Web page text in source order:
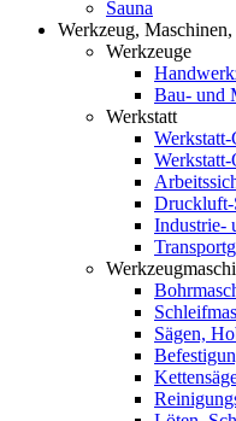
Sauna
Werkzeug,
Werkzeuge
Bau- und
Werkstatt
Druckluft-
Industrie-
Sägen,